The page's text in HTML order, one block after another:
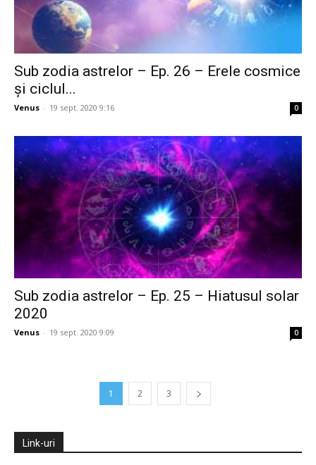
Sub zodia astrelor – Ep. 26 – Erele cosmice
și ciclul...
Venus - 19 sept. 2020 9:16 0
Sub zodia astrelor – Ep. 25 – Hiatusul solar
2020
Venus - 19 sept. 2020 9:09 0
1 2 3
Link-uri